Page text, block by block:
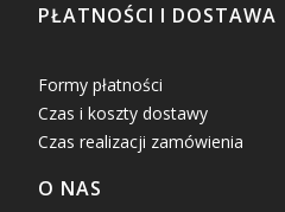
PŁATNOŚCI I DOSTAWA
Formy płatności
Czas i koszty dostawy
Czas realizacji zamówienia
O NAS